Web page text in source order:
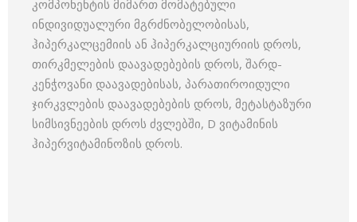
კომპონენტის მიმართ მომატებული
ინდივიდუალური მგრძნობელობისას,
ჰიპერკალცემიის ან ჰიპერკალციურიის დროს,
თირკმელების დაავადებების დროს, შარდ-
კენჭოვანი დაავადებისას, პარათიროიდული
ჯირკვლების დაავადებების დროს, მეტასტაზური
სიმსივნეების დროს ძვლებში, D ვიტამინის
ჰიპერვიტამინოზის დროს.